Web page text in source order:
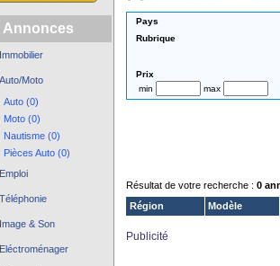
Annonces
Immobilier
Auto/Moto
Auto (0)
Moto (0)
Nautisme (0)
Pièces Auto (0)
Emploi
Téléphonie
Image & Son
Eléctroménager
Pays
Rubrique
Prix
min
max
Résultat de votre recherche : 0
Région
Modèle
Publicité